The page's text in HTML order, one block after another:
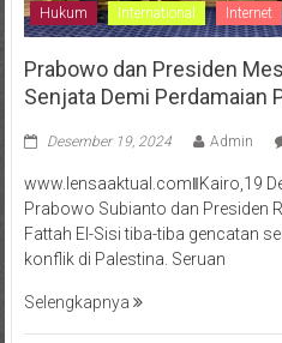
Hukum International Internet
Prabowo dan Presiden
Senjata Demi Perdamaian
Desember 19, 2024 Admin
www.lensaaktual.comǁKairo,19
Prabowo Subianto dan Presiden
Fattah El-Sisi tiba-tiba gencatan
konflik di Palestina. Seruan
Selengkapnya